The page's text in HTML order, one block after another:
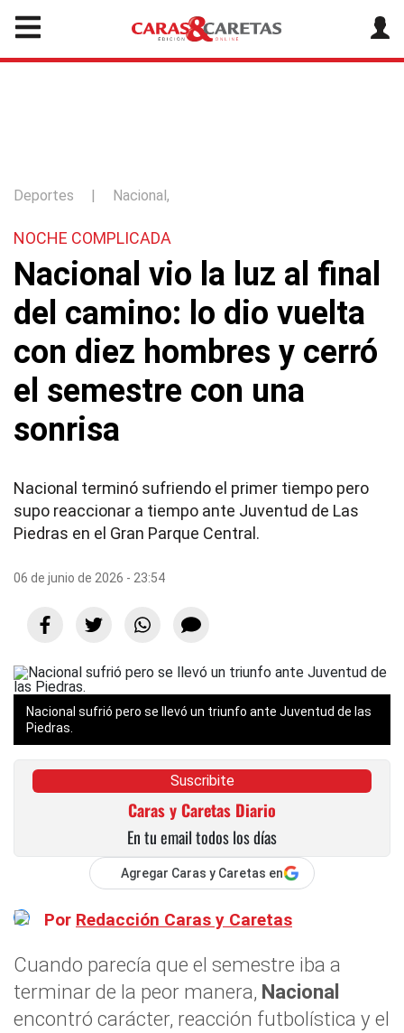
Deportes | Nacional,
NOCHE COMPLICADA
Nacional vio la luz al final
del camino: lo dio vuelta
con diez hombres y cerró
el semestre con una
sonrisa
Nacional terminó sufriendo el primer tiempo pero
supo reaccionar a tiempo ante Juventud de Las
Piedras en el Gran Parque Central.
06 de junio de 2026 - 23:54
Nacional sufrió pero se llevó un triunfo ante Juventud de las
Piedras.
Suscribite
Caras y Caretas Diario
En tu email todos los días
Agregar Caras y Caretas en
Por Redacción Caras y Caretas
Cuando parecía que el semestre iba a
terminar de la peor manera, Nacional
encontró carácter, reacción futbolística y el